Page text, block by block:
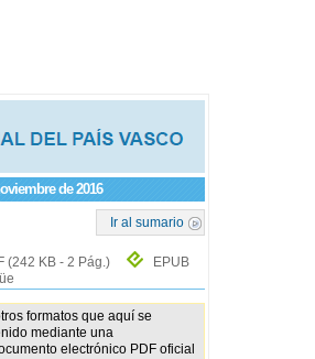
de 2016
Ir al sumario
(242 KB - 2 Pág.)
EPUB
formatos que aquí se
mediante una
electrónico PDF oficial